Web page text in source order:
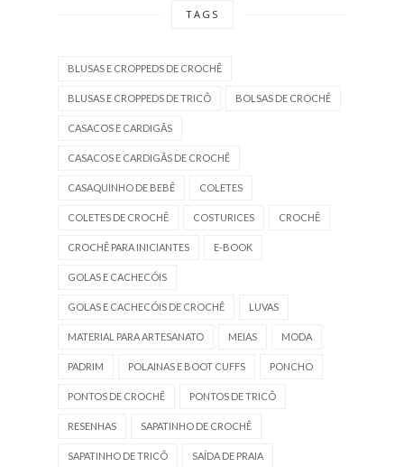
TAGS
BLUSAS E CROPPEDS DE CROCHÊ
BLUSAS E CROPPEDS DE TRICÔ BOLSAS DE CROCHÊ
CASACOS E CARDIGÃS
CASACOS E CARDIGÃS DE CROCHÊ
CASAQUINHO DE BEBÊ COLETES
COLETES DE CROCHÊ COSTURICES CROCHÊ
CROCHÊ PARA INICIANTES E-BOOK
GOLAS E CACHECÓIS
GOLAS E CACHECÓIS DE CROCHÊ LUVAS
MATERIAL PARA ARTESANATO MEIAS MODA
PADRIM POLAINAS E BOOT CUFFS PONCHO
PONTOS DE CROCHÊ PONTOS DE TRICÔ
RESENHAS SAPATINHO DE CROCHÊ
SAPATINHO DE TRICÔ SAÍDA DE PRAIA